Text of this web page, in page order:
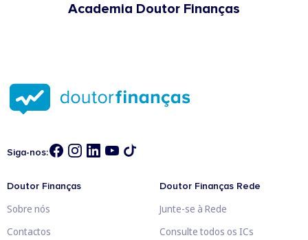
Academia Doutor Finanças
Siga-nos:
Doutor Finanças
Sobre nós
Contactos
Doutor Finanças Rede
Junte-se à Rede
Consulte todos os ICs